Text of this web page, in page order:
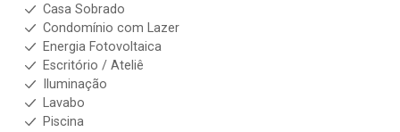
Casa Sobrado
Condomínio com Lazer
Energia Fotovoltaica
Escritório / Ateliê
Iluminação
Lavabo
Piscina